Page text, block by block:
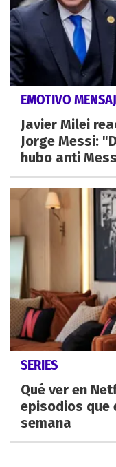
EMOTIVO
Javier Milei
Jorge Messi:
hubo anti
SERIES
Qué ver en
episodios que
semana